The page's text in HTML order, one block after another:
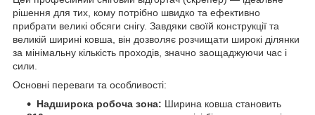
рішення для тих, кому потрібно швидко та ефективно
прибрати великі обсяги снігу. Завдяки своїй конструкції та
великій ширині ковша, він дозволяє розчищати широкі ділянки
за мінімальну кількість проходів, значно заощаджуючи час і
сили.
Основні переваги та особливості:
Надширока робоча зона: Ширина ковша становить